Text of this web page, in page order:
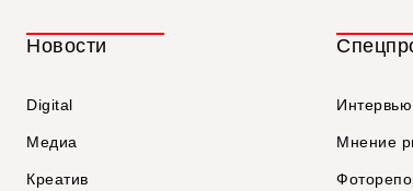
Новости
Digital
Медиа
Креатив
Интервью
Мнение